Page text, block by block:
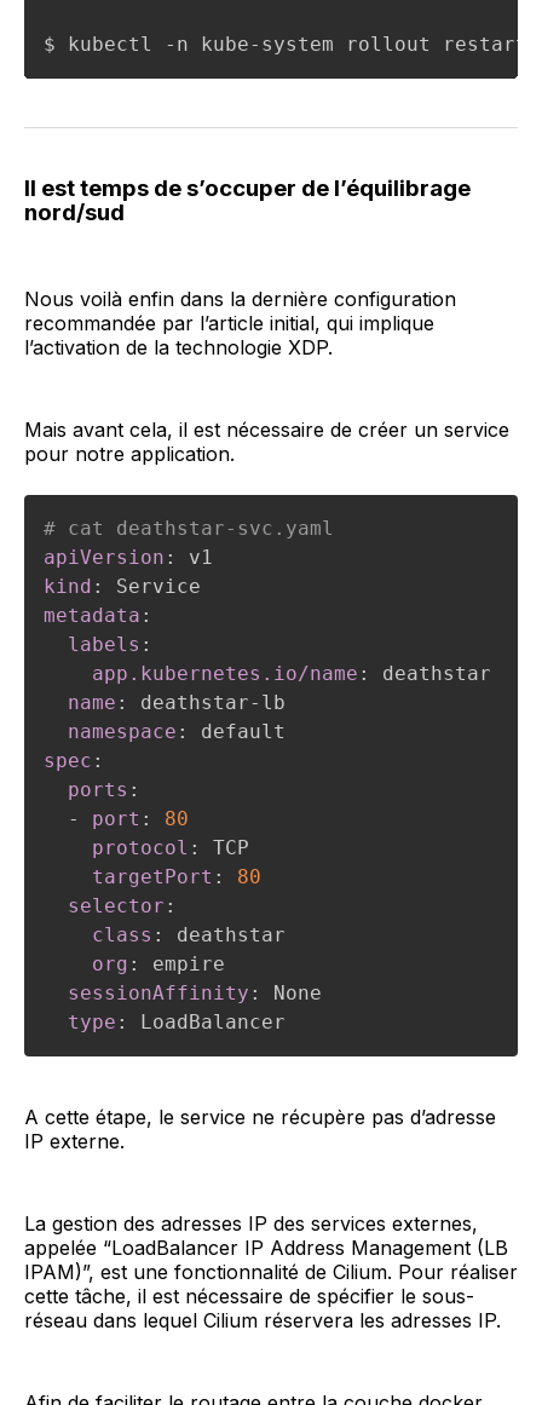
$ kubectl -n kube-system rollout restart
Il est temps de s’occuper de l’équilibrage
nord/sud
Nous voilà enfin dans la dernière configuration
recommandée par l’article initial, qui implique
l’activation de la technologie XDP.
Mais avant cela, il est nécessaire de créer un service
pour notre application.
# cat deathstar-svc.yaml
apiVersion :
kind :
metadata :
labels :
app.kubernetes.io/name :
deathstar
name : deathstar- lb
namespace :
spec :
ports :
-
port :
80
protocol :
TCP
targetPort :
80
selector :
class :
deathstar
org :
empire
sessionAffinity :
None
type : LoadBalancer
A cette étape, le service ne récupère pas d’adresse
IP externe.
La gestion des adresses IP des services externes,
appelée “LoadBalancer IP Address Management (LB
IPAM)”, est une fonctionnalité de Cilium. Pour réaliser
cette tâche, il est nécessaire de spécifier le sous-
réseau dans lequel Cilium réservera les adresses IP.